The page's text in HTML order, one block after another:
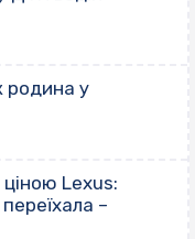
родина у
ціною Lexus:
–